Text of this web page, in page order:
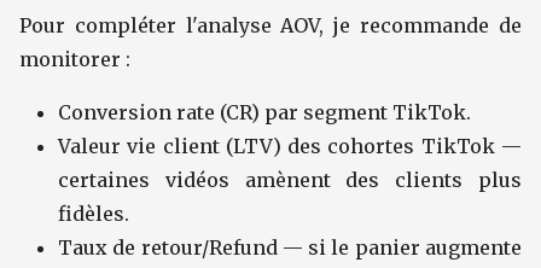
Pour compléter l'analyse AOV, je recommande de
monitorer :
Conversion rate (CR) par segment TikTok.
Valeur vie client (LTV) des cohortes TikTok —
certaines vidéos amènent des clients plus
fidèles.
Taux de retour/Refund — si le panier augmente